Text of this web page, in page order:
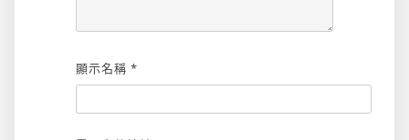
顯示名稱 *